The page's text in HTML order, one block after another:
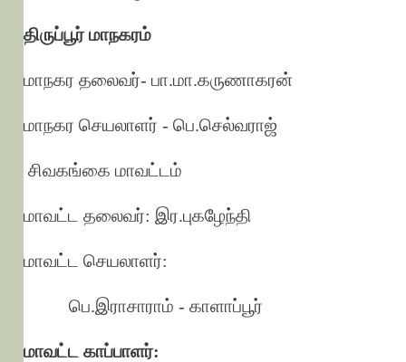
திருப்பூர் மாநகரம்
மாநகர தலைவர்- பா.மா.கருணாகரன்
மாநகர செயலாளர் - பெ.செல்வராஜ்
சிவகங்கை மாவட்டம்
மாவட்ட தலைவர்: இர.புகழேந்தி
மாவட்ட செயலாளர்:
பெ.இராசாராம் - காளாப்பூர்
மாவட்ட காப்பாளர்: